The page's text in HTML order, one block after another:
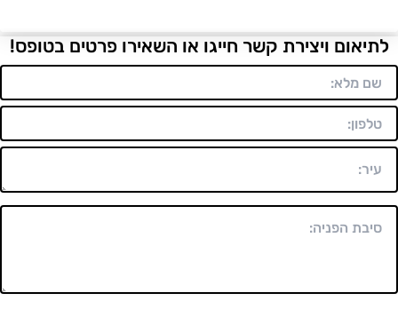
לתיאום ויצירת קשר חייגו או השאירו פרטים בטופס!